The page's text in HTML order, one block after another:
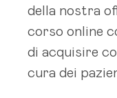
della nostra
corso online
di acquisire
cura dei